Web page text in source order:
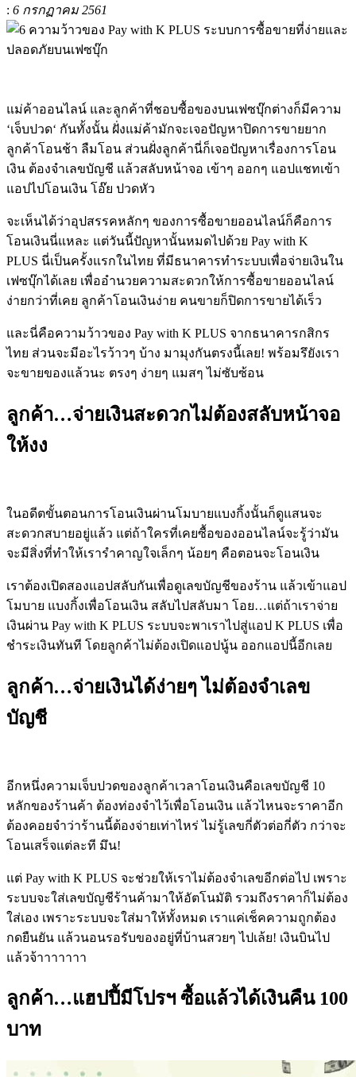
: 6 กรกฏาคม 2561
แม่ค้าออนไลน์ และลูกค้าที่ชอบซื้อของบนเฟซบุ๊กต่างก็มีความ
‘เจ็บปวด‘ กันทั้งนั้น ฝั่งแม่ค้ามักจะเจอปัญหาปิดการขายยาก
ลูกค้าโอนช้า ลืมโอน ส่วนฝั่งลูกค้านี่ก็เจอปัญหาเรื่องการโอน
เงิน ต้องจำเลขบัญชี แล้วสลับหน้าจอ เข้าๆ ออกๆ แอปแชทเข้า
แอปไปโอนเงิน โอ๊ย ปวดหัว
จะเห็นได้ว่าอุปสรรคหลักๆ ของการซื้อขายออนไลน์ก็คือการ
โอนเงินนี่แหละ แต่วันนี้ปัญหานั้นหมดไปด้วย Pay with K
PLUS นี่เป็นครั้งแรกในไทย ที่มีธนาคารทำระบบเพื่อจ่ายเงินใน
เฟซบุ๊กได้เลย เพื่ออำนวยความสะดวกให้การซื้อขายออนไลน์
ง่ายกว่าที่เคย ลูกค้าโอนเงินง่าย คนขายก็ปิดการขายได้เร็ว
และนี่คือความว้าวของ Pay with K PLUS จากธนาคารกสิกร
ไทย ส่วนจะมีอะไรว้าวๆ บ้าง มามุงกันตรงนี้เลย! พร้อมรึยังเรา
จะขายของแล้วนะ ตรงๆ ง่ายๆ แมสๆ ไม่ซับซ้อน
ลูกค้า…จ่ายเงินสะดวกไม่ต้องสลับหน้าจอ
ให้งง
ในอดีตขั้นตอนการโอนเงินผ่านโมบายแบงกิ้งนั้นก็ดูแสนจะ
สะดวกสบายอยู่แล้ว แต่ถ้าใครที่เคยซื้อของออนไลน์จะรู้ว่ามัน
จะมีสิ่งที่ทำให้เรารำคาญใจเล็กๆ น้อยๆ คือตอนจะโอนเงิน
เราต้องเปิดสองแอปสลับกันเพื่อดูเลขบัญชีของร้าน แล้วเข้าแอป
โมบาย แบงกิ้งเพื่อโอนเงิน สลับไปสลับมา โอย…แต่ถ้าเราจ่าย
เงินผ่าน Pay with K PLUS ระบบจะพาเราไปสู่แอป K PLUS เพื่อ
ชำระเงินทันที โดยลูกค้าไม่ต้องเปิดแอปนู้น ออกแอปนี้อีกเลย
ลูกค้า…จ่ายเงินได้ง่ายๆ ไม่ต้องจำเลข
บัญชี
อีกหนึ่งความเจ็บปวดของลูกค้าเวลาโอนเงินคือเลขบัญชี 10
หลักของร้านค้า ต้องท่องจำไว้เพื่อโอนเงิน แล้วไหนจะราคาอีก
ต้องคอยจำว่าร้านนี้ต้องจ่ายเท่าไหร่ ไม่รู้เลขกี่ตัวต่อกี่ตัว กว่าจะ
โอนเสร็จแต่ละที มึน!
แต่ Pay with K PLUS จะช่วยให้เราไม่ต้องจำเลขอีกต่อไป เพราะ
ระบบจะใส่เลขบัญชีร้านค้ามาให้อัตโนมัติ รวมถึงราคาก็ไม่ต้อง
ใส่เอง เพราะระบบจะใส่มาให้ทั้งหมด เราแค่เช็คความถูกต้อง
กดยืนยัน แล้วนอนรอรับของอยู่ที่บ้านสวยๆ ไปเล้ย! เงินบินไป
แล้วจ้าาาาาาา
ลูกค้า…แฮปปี้มีโปรฯ ซื้อแล้วได้เงินคืน 100
บาท